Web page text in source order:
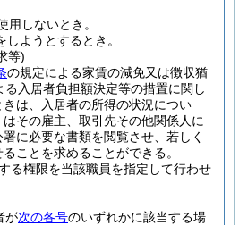
用しないとき。
ようとするとき。
等)
の規定による家賃の減免又は徴収猶
る入居者負担額決定等の措置に関し
は、入居者の所得の状況につい
その雇主、取引先その他関係人に
に必要な書類を閲覧させ、若しく
ことを求めることができる。
る権限を当該職員を指定して行わせ
が次の各号のいずれかに該当する場